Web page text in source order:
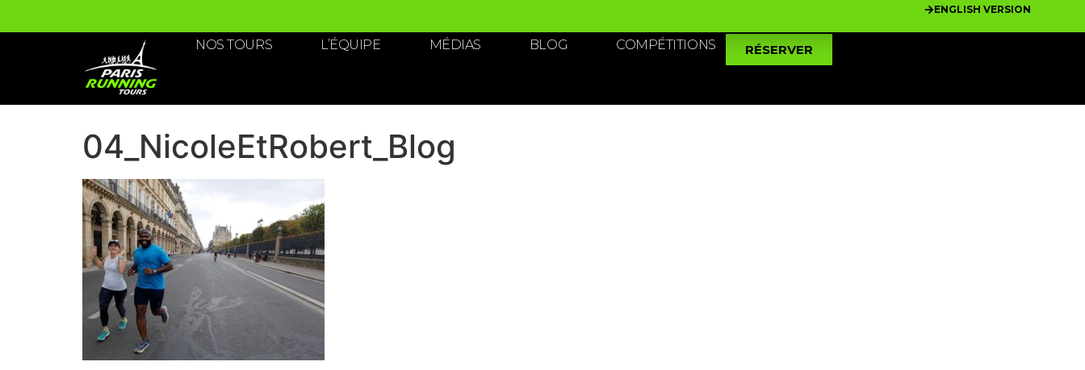
ENGLISH VERSION
NOS TOURS L’ÉQUIPE MÉDIAS BLOG COMPÉTITIONS RÉSERVER
04_NicoleEtRobert_Blog